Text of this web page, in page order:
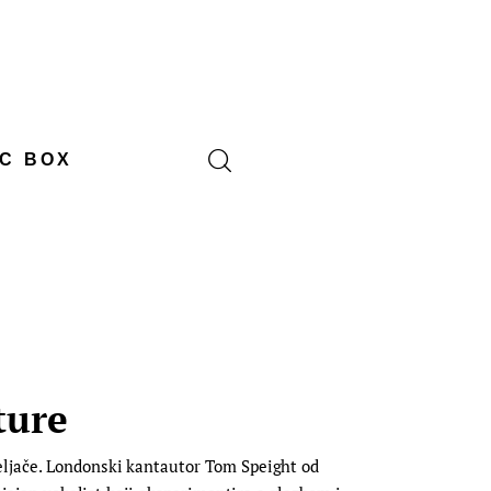
BOX
Londonski kantautor Tom Speight od